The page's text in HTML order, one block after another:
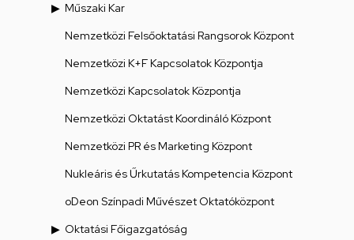
Műszaki Kar
Nemzetközi Felsőoktatási Rangsorok Központ
Nemzetközi K+F Kapcsolatok Központja
Nemzetközi Kapcsolatok Központja
Nemzetközi Oktatást Koordináló Központ
Nemzetközi PR és Marketing Központ
Nukleáris és Űrkutatás Kompetencia Központ
oDeon Színpadi Művészet Oktatóközpont
Oktatási Főigazgatóság